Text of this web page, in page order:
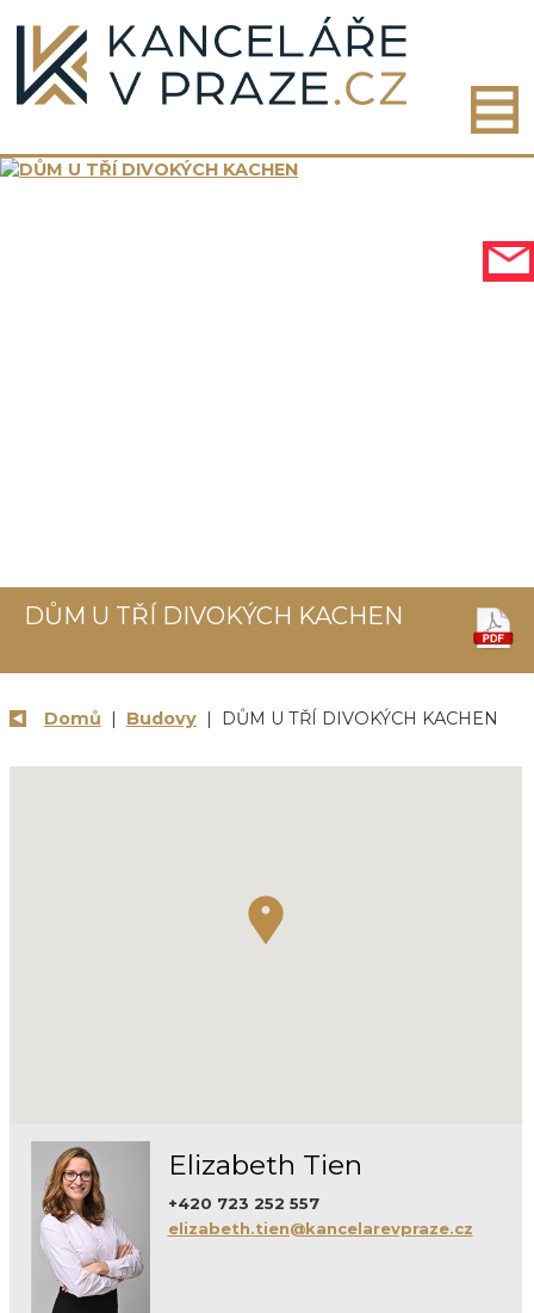
DŮM U TŘÍ DIVOKÝCH KACHEN
Domů | Budovy| DŮM U TŘÍ DIVOKÝCH KACHEN
Elizabeth Tien
+420 723 252 557
elizabeth.tien@kancelarevpraze.cz